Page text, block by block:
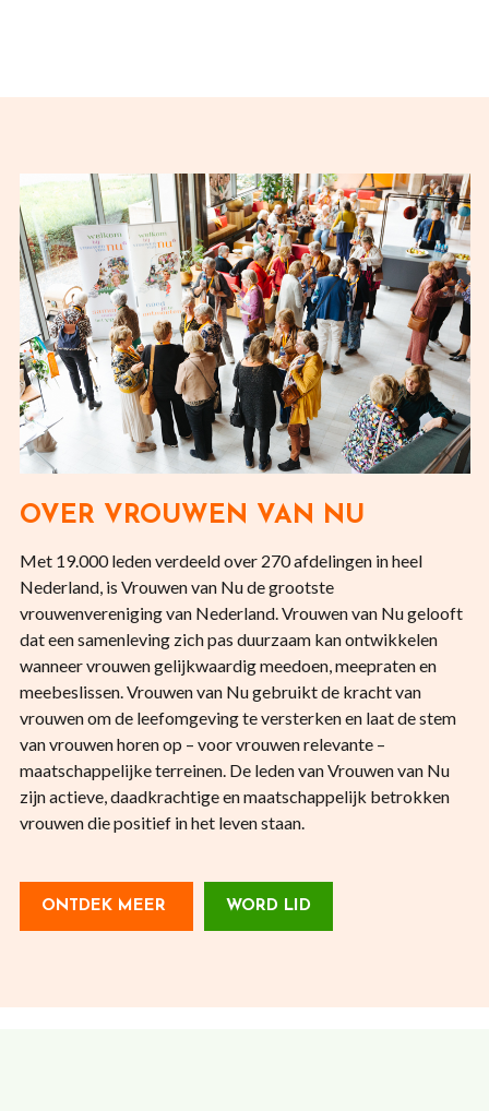
OVER VROUWEN VAN NU
Met 19.000 leden verdeeld over 270 afdelingen in heel
Nederland, is Vrouwen van Nu de grootste
vrouwenvereniging van Nederland. Vrouwen van Nu gelooft
dat een samenleving zich pas duurzaam kan ontwikkelen
wanneer vrouwen gelijkwaardig meedoen, meepraten en
meebeslissen. Vrouwen van Nu gebruikt de kracht van
vrouwen om de leefomgeving te versterken en laat de stem
van vrouwen horen op – voor vrouwen relevante –
maatschappelijke terreinen. De leden van Vrouwen van Nu
zijn actieve, daadkrachtige en maatschappelijk betrokken
vrouwen die positief in het leven staan.
ONTDEK MEER WORD LID